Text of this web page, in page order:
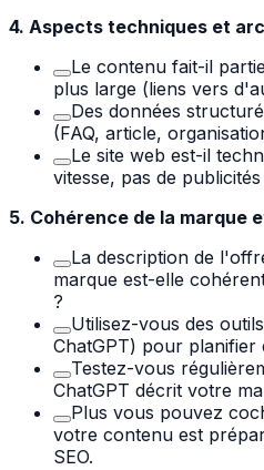
4. Aspects techniques et
Le contenu fait-il
plus large (liens vers
Des données
(FAQ, article,
Le site web est-il
vitesse, pas de
5. Cohérence de la marque
La description de
marque est-elle
?
Utilisez-vous des
ChatGPT) pour planifier
Testez-vous
ChatGPT décrit votre
Plus vous pouvez
votre contenu est
SEO.